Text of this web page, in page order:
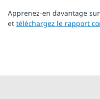
Apprenez-en davantage
et téléchargez le rapport